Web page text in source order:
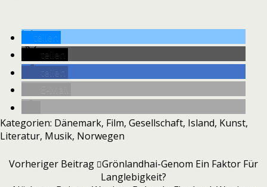
teilen
teilen
teilen
Kategorien: Dänemark, Film, Gesellschaft, Island, Kunst,
Literatur, Musik, Norwegen
Vorheriger Beitrag Grönlandhai-Genom Ein Faktor Für
Langlebigkeit?